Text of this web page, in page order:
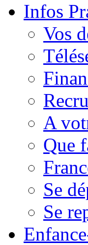
Infos
Vos
A
Que
Se
Se